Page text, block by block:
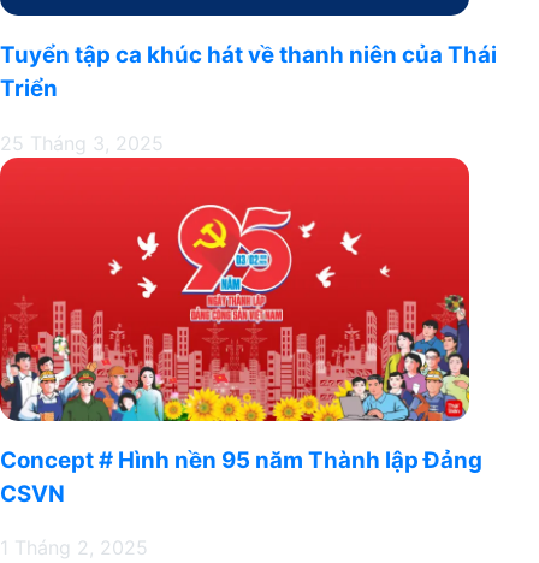
Tuyển tập ca khúc hát về thanh niên của Thái
Triển
25 Tháng 3, 2025
Concept # Hình nền 95 năm Thành lập Đảng
CSVN
1 Tháng 2, 2025